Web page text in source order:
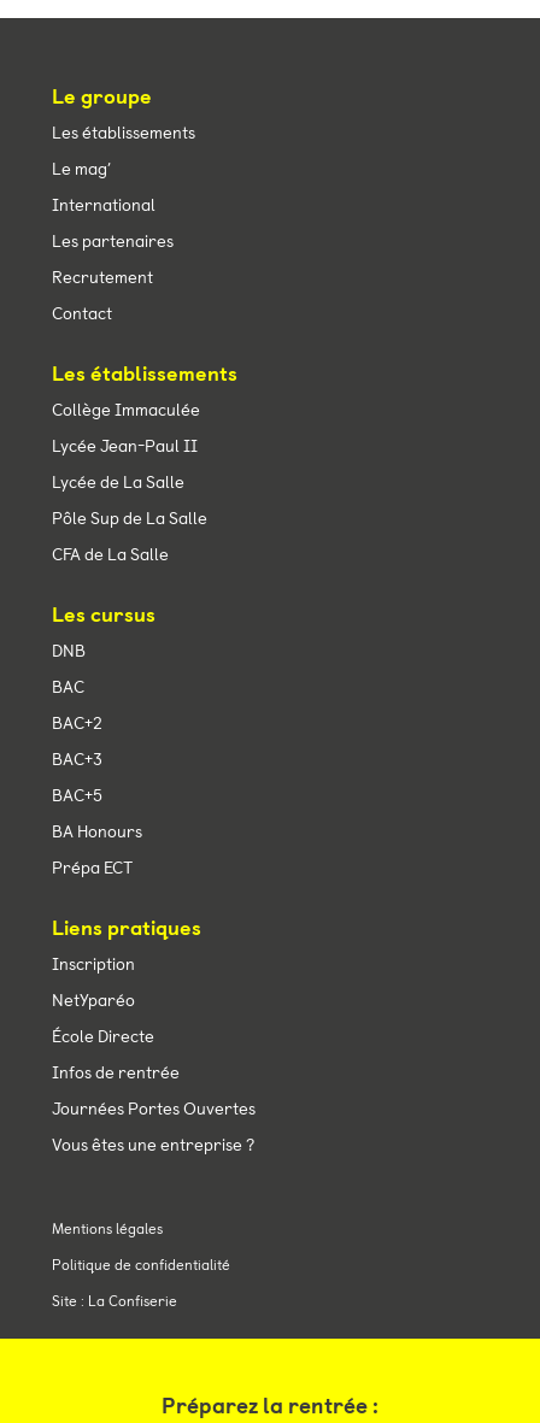
Préparez la rentrée :
Le groupe
Les établissements
Le mag’
International
Les partenaires
Recrutement
Contact
Les établissements
Collège Immaculée
Lycée Jean-Paul II
Lycée de La Salle
Pôle Sup de La Salle
CFA de La Salle
Les cursus
DNB
BAC
BAC+2
BAC+3
BAC+5
BA Honours
Prépa ECT
Liens pratiques
Inscription
NetYparéo
École Directe
Infos de rentrée
Journées Portes Ouvertes
Vous êtes une entreprise ?
Mentions légales
Politique de confidentialité
Site : La Confiserie